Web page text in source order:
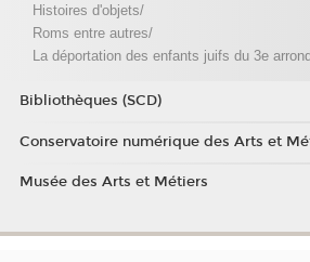
Histoires d'objets/
Roms entre autres/
La déportation des enfants juifs du 3e
Bibliothèques (SCD)
Conservatoire numérique des Arts et
Musée des Arts et Métiers